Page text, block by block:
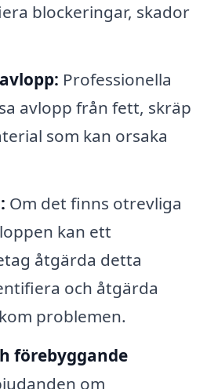
blockeringar, skador
Professionella
avlopp från fett, skräp
som kan orsaka
Om det finns otrevliga
kan ett
åtgärda detta
och åtgärda
problemen.
förebyggande
om